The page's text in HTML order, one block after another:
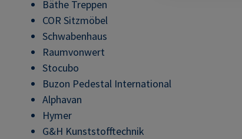
Bäthe Treppen
COR Sitzmöbel
Schwabenhaus
Raumvonwert
Stocubo
Buzon Pedestal International
Alphavan
Hymer
G&H Kunststofftechnik